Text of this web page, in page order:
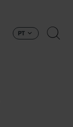
PT